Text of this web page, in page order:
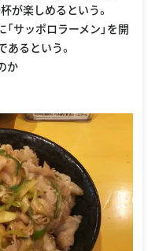
が楽しめるという。
サッポロラーメン」を開
あるという。
か